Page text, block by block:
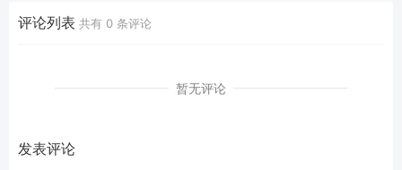
评论列表 共有 0 条评论
暂无评论
发表评论